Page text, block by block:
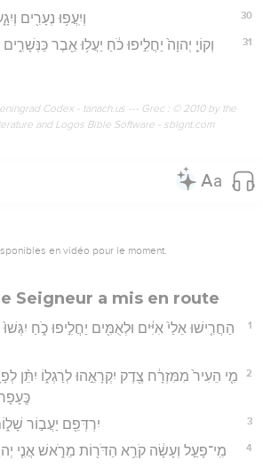
30 וְיִֽעֲפ֥וּ נְעָרִ֖ים
31
וְקוֹיֵ֤ יְהוָה֙ יַחֲלִ֣יפוּ כֹ֔חַ יַעֲל֥וּ אֵ֖בֶר כַּנְּשָׁרִ֑ים
Codex - tanach.us --- Grec : © 2010 by the
and Logos Bible Software - sblgnt.com
en vidéo pour le moment.
Seigneur a mis en route
1
הַחֲרִ֤ישׁוּ אֵלַי֙ אִיִּ֔ים וּלְאֻמִּ֖ים יַחֲלִ֣יפוּ כֹ֑חַ
2
מִ֤י הֵעִיר֙ מִמִּזְרָ֔ח צֶ֖דֶק יִקְרָאֵ֣הוּ לְרַגְל֑וֹ יִתֵּ֨ן
3 יִרְדְּפֵ֖ם יַעֲב֣וֹר
4
מִֽי־פָעַ֣ל וְעָשָׂ֔ה קֹרֵ֥א הַדֹּר֖וֹת מֵרֹ֑אשׁ אֲנִ֤י